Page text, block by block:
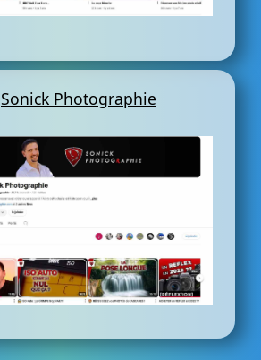
Sonick Photographie